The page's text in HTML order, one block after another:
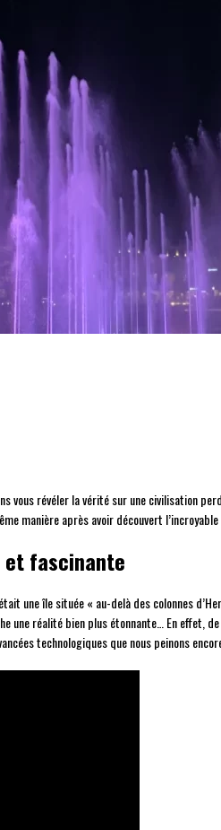
vous révéler la vérité sur une civilisation
manière après avoir découvert
et fascinante
était une île située « au-delà des colonnes
une réalité bien plus étonnante… En effet,
technologiques que nous peinons